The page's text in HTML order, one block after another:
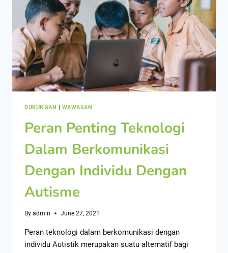
DUKUNGAN | WAWASAN
Peran Penting Teknologi
Dalam Berkomunikasi
Dengan Individu Dengan
Autisme
By admin June 27, 2021
Peran teknologi dalam berkomunikasi dengan
individu Autistik merupakan suatu alternatif bagi